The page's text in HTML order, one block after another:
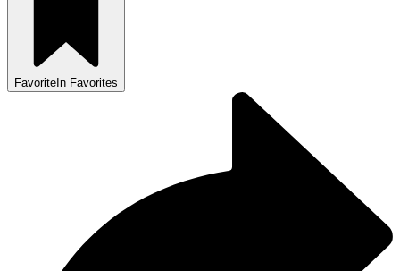
Favorite In Favorites